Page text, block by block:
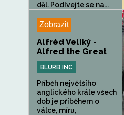
děl. Podívejte se na...
Zobrazit
Alfréd Veliký -
Alfred the Great
BLURB INC
Příběh největšího
anglického krále všech
dob je příběhem o
válce, míru,